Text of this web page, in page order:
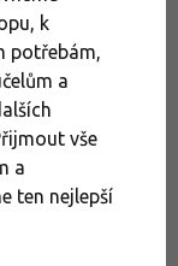
oblečení
bez kapuce
turistiku
mikiny
k
potřebám,
a
vše
a
ten nejlepší